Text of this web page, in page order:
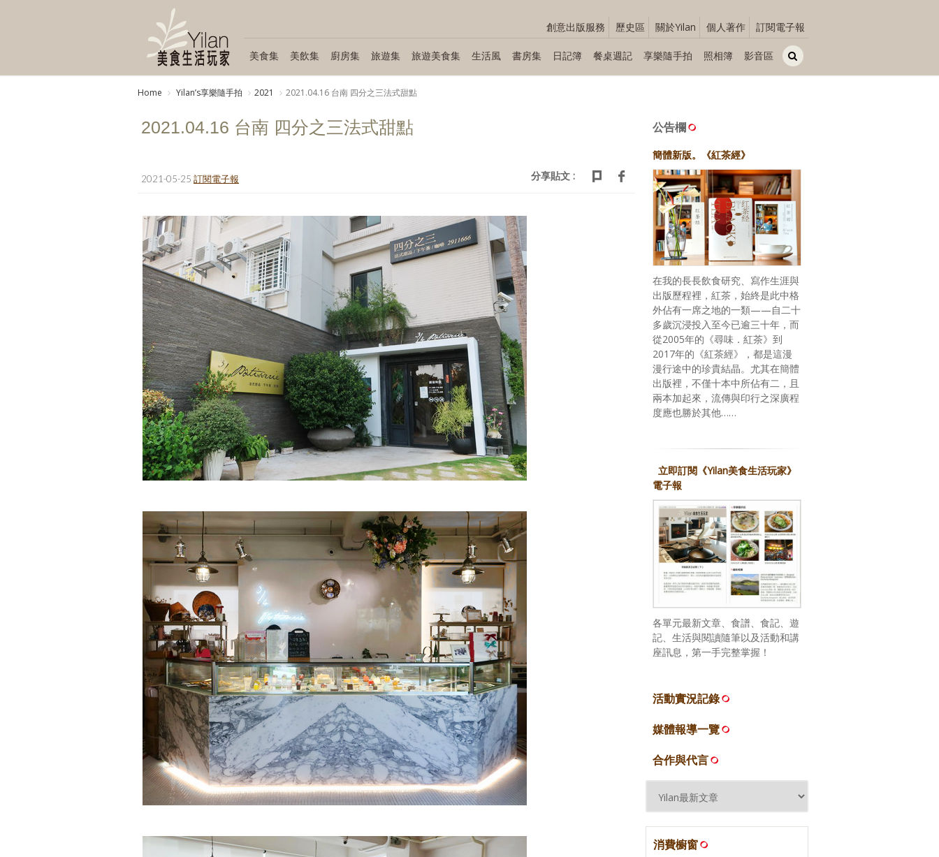
創意出版服務 歷史區 關於Yilan 個人著作 訂閱電子報
美食集 美飲集 廚房集 旅遊集 旅遊美食集 生活風 書房集 日記簿 餐桌週記 享樂隨手拍 照相簿 影音區
Home Yilanʼs享樂隨手拍 2021 2021.04.16 台南 四分之三法式甜點
2021.04.16 台南 四分之三法式甜點
2021-05-25 訂閱電子報 分享貼文 :
公告欄
簡體新版。《紅茶經》
在我的長長飲食研究、寫作生涯與
出版歷程裡，紅茶，始終是此中格
外佔有一席之地的一類——自二十
多歲沉浸投入至今已逾三十年，而
從2005年的《尋味．紅茶》到
2017年的《紅茶經》，都是這漫
漫行途中的珍貴結晶。尤其在簡體
出版裡，不僅十本中所佔有二，且
兩本加起來，流傳與印行之深廣程
度應也勝於其他……
立即訂閱《Yilan美食生活玩家》
電子報
各單元最新文章、食譜、食記、遊
記、生活與閱讀隨筆以及活動和講
座訊息，第一手完整掌握！
活動實況記錄
媒體報導一覽
合作與代言
消費櫥窗